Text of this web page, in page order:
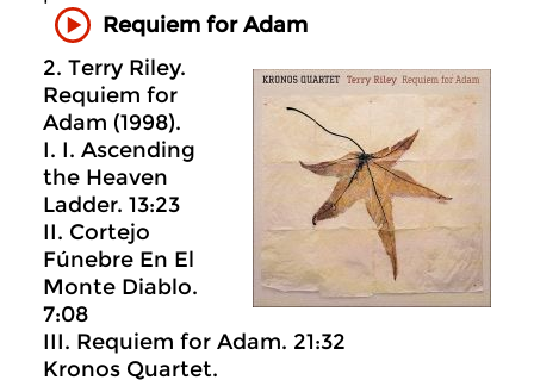
Requiem for Adam
2. Terry Riley.
Requiem for
Adam (1998).
I. I. Ascending
the Heaven
Ladder. 13:23
II. Cortejo
Fúnebre En El
Monte Diablo.
7:08
III. Requiem for Adam. 21:32
Kronos Quartet.